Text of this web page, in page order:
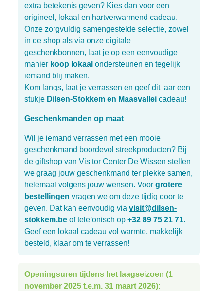
extra betekenis geven? Kies dan voor een
origineel, lokaal en hartverwarmend cadeau.
Onze zorgvuldig samengestelde selectie, zowel
in de shop als via onze digitale
geschenkbonnen, laat je op een eenvoudige
manier koop lokaal ondersteunen en tegelijk
iemand blij maken.
Kom langs, laat je verrassen en geef dit jaar een
stukje Dilsen-Stokkem en Maasvallei cadeau!
Geschenkmanden op maat
Wil je iemand verrassen met een mooie
geschenkmand boordevol streekproducten? Bij
de giftshop van Visitor Center De Wissen stellen
we graag jouw geschenkmand ter plekke samen,
helemaal volgens jouw wensen. Voor grotere
bestellingen vragen we om deze tijdig door te
geven. Dat kan eenvoudig via visit@dilsen-
stokkem.be of telefonisch op +32 89 75 21 71.
Geef een lokaal cadeau vol warmte, makkelijk
besteld, klaar om te verrassen!
Openingsuren tijdens het laagseizoen (1
november 2025 t.e.m. 31 maart 2026):